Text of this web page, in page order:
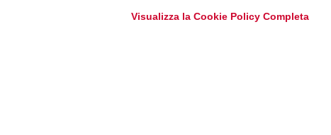
Visualizza la Cookie Policy Completa